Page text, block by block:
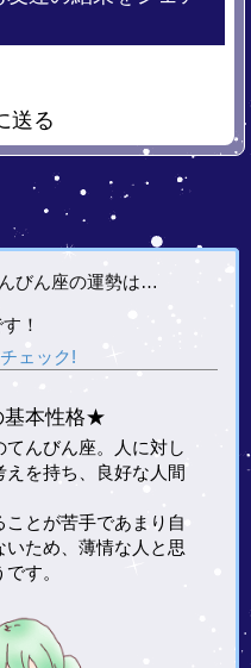
送る
びん座の運勢は…
！
ェック!
基本性格★
てんびん座。人に対し
を持ち、良好な人間
とが苦手であまり自
ため、薄情な人と思
す。